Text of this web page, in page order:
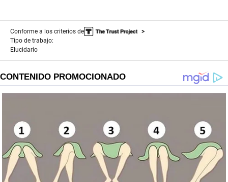
Conforme a los criterios de
Tipo de trabajo:
Elucidario